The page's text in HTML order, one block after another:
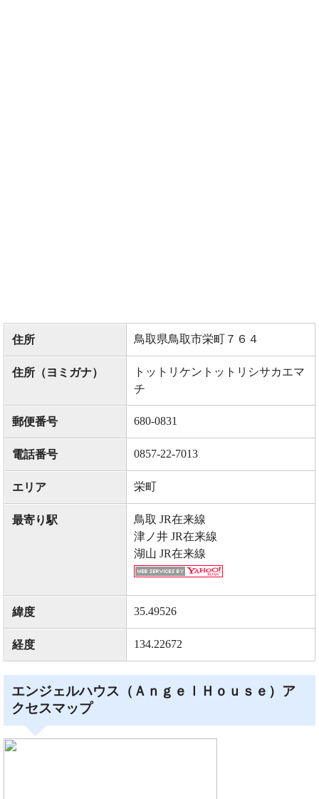
住所 鳥取県鳥取市栄町７６４
住所（ヨミガナ）
トットリケントットリシサカエマ
チ
郵便番号 680-0831
電話番号 0857-22-7013
エリア 栄町
最寄り駅
鳥取 JR在来線
津ノ井 JR在来線
湖山 JR在来線
緯度 35.49526
経度 134.22672
エンジェルハウス（ＡｎｇｅｌＨｏｕｓｅ）ア
クセスマップ